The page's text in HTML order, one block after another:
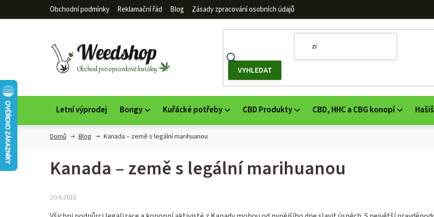
Obchodní podmínky Reklamační řád Blog Zásady zpracování osobních údajů
Letní výprodej Bongy Kuřácké potřeby CBD Produkty CBD, HHC a CBG konopí Hašiš
Domů Blog Kanada – země s legální marihuanou
Kanada – země s legální marihuanou
20.6.2018